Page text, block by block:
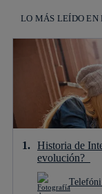
LO MÁS LEÍDO EN
Historia de
evolución?